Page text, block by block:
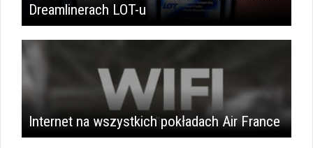
Dreamlinerach LOT-u
Internet na wszystkich pokładach Air France